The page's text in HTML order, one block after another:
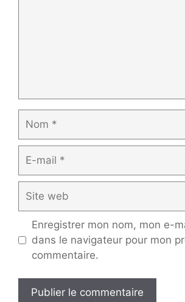
mail
web
Enregistrer mon nom, mon e-
dans le navigateur pour mon
commentaire.